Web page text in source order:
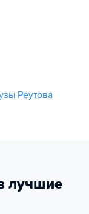
Реутова
лучшие